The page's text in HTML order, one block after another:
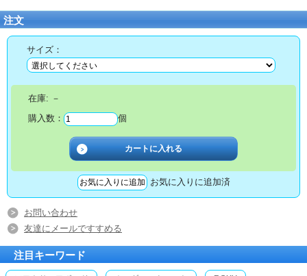
注文
サイズ：
在庫: －
購入数：
個
お気に入りに追加済
お問い合わせ
友達にメールですすめる
注目キーワード